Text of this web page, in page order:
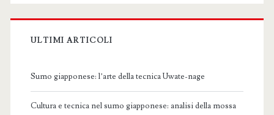
ULTIMI ARTICOLI
Sumo giapponese: l’arte della tecnica Uwate-nage
Cultura e tecnica nel sumo giapponese: analisi della mossa